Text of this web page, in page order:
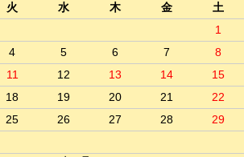
火 水 木 金
土
1
4 5 6 7
8
11 12 13 14
15
18 19 20 21
22
25 26 27 28
29